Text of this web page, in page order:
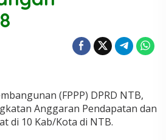
(FPPP) DPRD NTB,
Anggaran Pendapatan dan
di 10 Kab/Kota di NTB.